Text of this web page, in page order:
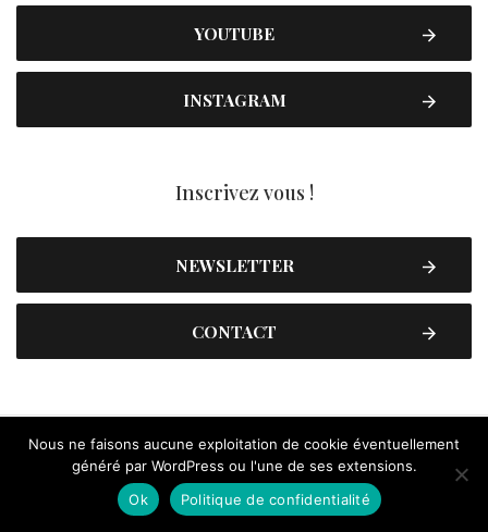
YOUTUBE
INSTAGRAM
Inscrivez vous !
NEWSLETTER
CONTACT
Nous ne faisons aucune exploitation de cookie éventuellement
généré par WordPress ou l'une de ses extensions.
Ok
Politique de confidentialité